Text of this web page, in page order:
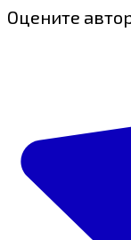
Оцените